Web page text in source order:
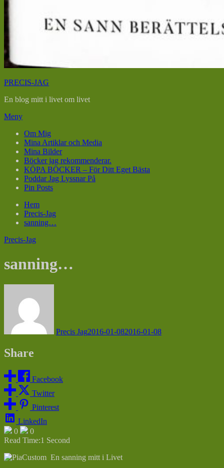
PRECIS-JAG
En blog mitt i livet om livet
Meny
Om Mig
Mina Artiklar och Media
Mina Bilder
Böcker jag rekommenderar.
KÖPA BÖCKER – För Ditt Eget Bästa
Poddar Jag Lyssnar På
Pin Posts
Hem
Precis-Jag
sanning…
Precis-Jag
sanning…
Precis Jag2016-01-082016-01-08
Share
Facebook
Twitter
Pinterest
LinkedIn
0
0
Read Time:1 Second
En sanning mitt i Livet